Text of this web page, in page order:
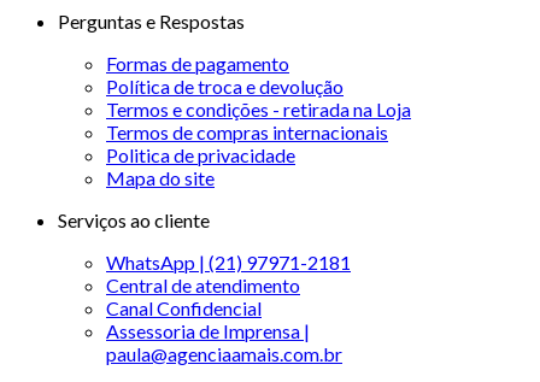
Perguntas e Respostas
Formas de pagamento
Política de troca e devolução
Termos e condições - retirada na Loja
Termos de compras internacionais
Politica de privacidade
Mapa do site
Serviços ao cliente
WhatsApp | (21) 97971-2181
Central de atendimento
Canal Confidencial
Assessoria de Imprensa |
paula@agenciaamais.com.br